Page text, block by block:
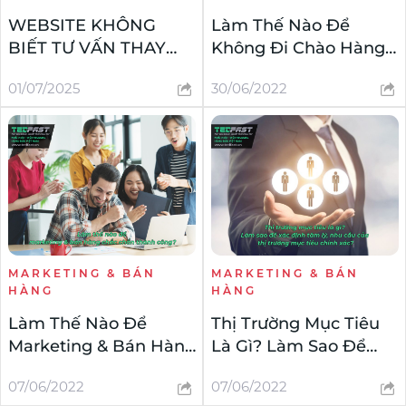
WEBSITE KHÔNG
BIẾT TƯ VẤN THAY
MẤT ĐI, THƯƠNG
HIỆU ĐỨNG LẠI
01/07/2025
Làm Thế Nào Để
Không Đi Chào Hàng
Hàng Một Cách Tự
Động?
30/06/2022
MARKETING & BÁN
HÀNG
Làm Thế Nào Để
Marketing & Bán Hàng
Công?
07/06/2022
MARKETING & BÁN
HÀNG
Thị Trường Mục Tiêu
Là Gì? Làm Sao Để
Cầu Của Thị Trường
07/06/2022